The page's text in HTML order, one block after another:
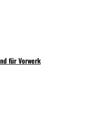
für Vorwerk